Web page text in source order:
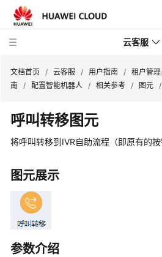
云客服
产
品
介
快
速
入
门
用
文档首页 / 云客服 / 用户指南 / 租户管
南 / 配置智能机器人 / 相关参考 / 图元 /
呼叫转移图元
将呼叫转移到IVR自助流程（即原有的按
图元展示
参数介绍